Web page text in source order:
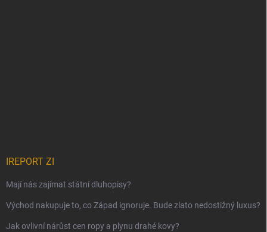
IREPORT ZI
Mají nás zajímat státní dluhopisy?
Východ nakupuje to, co Západ ignoruje. Bude zlato nedostižný luxus?
Jak ovlivní nárůst cen ropy a plynu drahé kovy?